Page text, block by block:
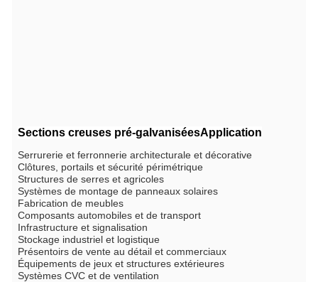
Sections creuses pré-galvaniséesApplication
Serrurerie et ferronnerie architecturale et décorative
Clôtures, portails et sécurité périmétrique
Structures de serres et agricoles
Systèmes de montage de panneaux solaires
Fabrication de meubles
Composants automobiles et de transport
Infrastructure et signalisation
Stockage industriel et logistique
Présentoirs de vente au détail et commerciaux
Équipements de jeux et structures extérieures
Systèmes CVC et de ventilation